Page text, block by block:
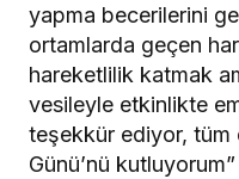
yapma becerilerini
ortamlarda geçen
hareketlilik katmak
vesileyle etkinlikte
teşekkür ediyor, tüm
Günü’nü